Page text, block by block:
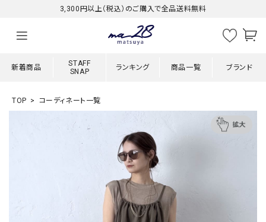
3,300円以上（税込）のご購入で全品送料無料
新着商品
STAFF
SNAP
ランキング 商品一覧 ブランド
TOP コーディネート一覧